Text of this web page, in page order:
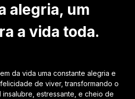
alegria, um
a vida toda.
da vida uma constante alegria e
de viver, transformando o
insalubre, estressante, e cheio de